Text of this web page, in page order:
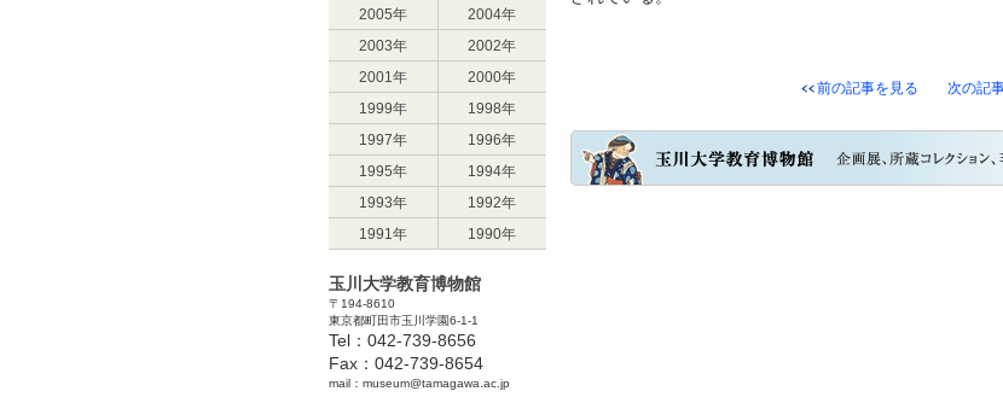
2005年
2004年
2003年
2002年
2001年
2000年
1999年
1998年
1997年
1996年
1995年
1994年
1993年
1992年
1991年
1990年
玉川大学教育博物館
〒194-8610
東京都町田市玉川学園6-1-1
Tel：042-739-8656
Fax：042-739-8654
mail：museum@tamagawa.ac.jp
前の記事を見る 次の記